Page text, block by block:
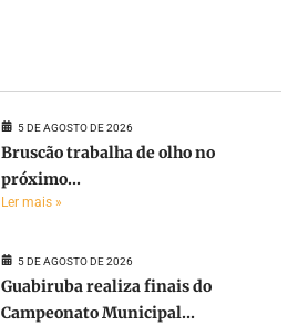
5 DE AGOSTO DE 2026
Bruscão trabalha de olho no
próximo...
Ler mais »
5 DE AGOSTO DE 2026
Guabiruba realiza finais do
Campeonato Municipal...